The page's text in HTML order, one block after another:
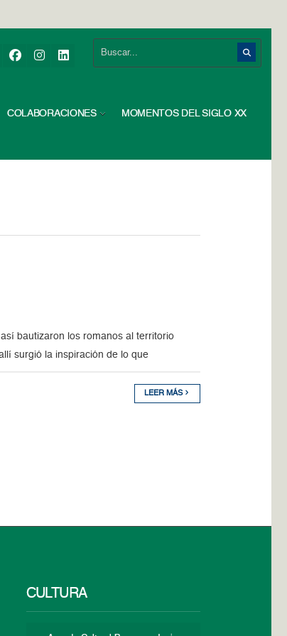
COLABORACIONES MOMENTOS DEL SIGLO XX
bautizaron los romanos al territorio
surgió la inspiración de lo que
LEER MÁS
CULTURA